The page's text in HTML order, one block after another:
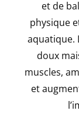
et de
physique
aquatique.
doux
muscles,
et